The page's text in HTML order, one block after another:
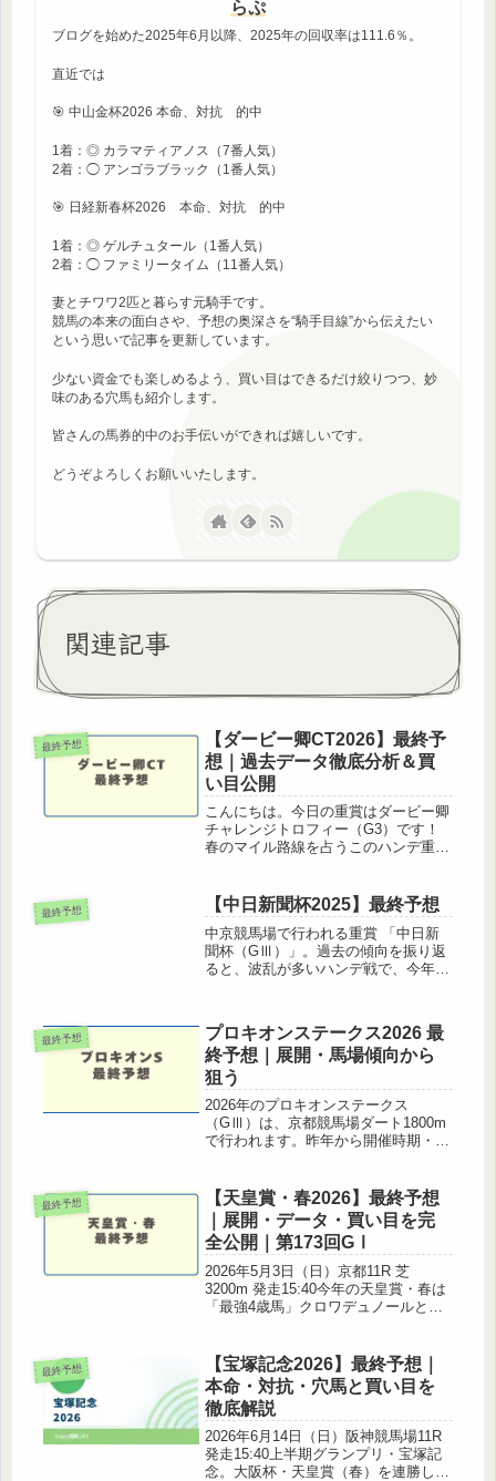
らぷ
ブログを始めた2025年6月以降、2025年の回収率は111.6％。
直近では
🎯 中山金杯2026 本命、対抗 的中
1着：◎ カラマティアノス（7番人気）
2着：◯ アンゴラブラック（1番人気）
🎯 日経新春杯2026 本命、対抗 的中
1着：◎ ゲルチュタール（1番人気）
2着：◯ ファミリータイム（11番人気）
妻とチワワ2匹と暮らす元騎手です。
競馬の本来の面白さや、予想の奥深さを“騎手目線”から伝えたい
という思いで記事を更新しています。
少ない資金でも楽しめるよう、買い目はできるだけ絞りつつ、妙
味のある穴馬も紹介します。
皆さんの馬券的中のお手伝いができれば嬉しいです。
どうぞよろしくお願いいたします。
関連記事
最終予想
【ダービー卿CT2026】最終予
想｜過去データ徹底分析＆買
い目公開
こんにちは。今日の重賞はダービー卿
チャレンジトロフィー（G3）です！
春のマイル路線を占うこのハンデ重
予想から最終予想と具体的な買い目を
公開します！ぜひ馬券の参考にしてみ
てく...
最終予想 【中日新聞杯2025】最終予想
中京競馬場で行われる重賞 「中日新
聞杯（GⅢ）」。過去の傾向を振り返
ると、波乱が多いハンデ戦で、今年も
歳馬）中京芝2000mのコース特徴展開
予想本命・対抗・穴馬の最終予想...
最終予想
プロキオンステークス2026 最
終予想｜展開・馬場傾向から
狙う
2026年のプロキオンステークス
（GⅢ）は、京都競馬場ダート1800m
で行われます。昨年から開催時期・条
らく、冬開催の京都ダート1800mの傾
向を重視することが重要になりそ...
最終予想
【天皇賞・春2026】最終予想
｜展開・データ・買い目を完
全公開｜第173回GⅠ
2026年5月3日（日）京都11R 芝
3200m 発走15:40今年の天皇賞・春は
「最強4歳馬」クロワデュノールと
する、近年まれに見る豪華メンバー構
成。過去10年のデータと展...
最終予想
【宝塚記念2026】最終予想｜
本命・対抗・穴馬と買い目を
徹底解説
2026年6月14日（日）阪神競馬場11R
発走15:40上半期グランプリ・宝塚記
念。大阪杯・天皇賞（春）を連勝し、